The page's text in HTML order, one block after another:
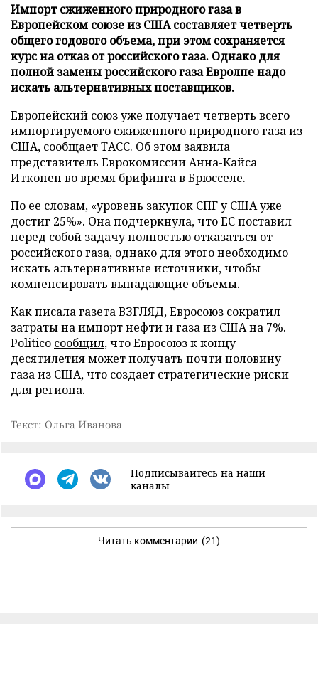
Импорт сжиженного природного газа в
Европейском союзе из США составляет четверть
общего годового объема, при этом сохраняется
курс на отказ от российского газа. Однако для
полной замены российского газа Евролпе надо
искать альтернативных поставщиков.
Европейский союз уже получает четверть всего
импортируемого сжиженного природного газа из
США, сообщаетТАСС. Об этом заявила
представитель Еврокомиссии Анна-Кайса
Итконен во время брифинга в Брюсселе.
По ее словам, «уровень закупок СПГ у США уже
достиг 25%». Она подчеркнула, что ЕС поставил
перед собой задачу полностью отказаться от
российского газа, однако для этого необходимо
искать альтернативные источники, чтобы
компенсировать выпадающие объемы.
Как писала газета ВЗГЛЯД, Евросоюз сократил
затраты на импорт нефти и газа из США на 7%.
Politico сообщил, что Евросоюз к концу
десятилетия может получать почти половину
газа из США, что создает стратегические риски
для региона.
Текст: Ольга Иванова
Подписывайтесь на наши
каналы
Читать комментарии (21)